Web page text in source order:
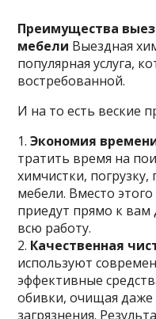
Преимущества
мебели Выездная
популярная услуга,
востребованной.
И на то есть веские
1.Экономия
тратить время на
химчистки, погрузку,
мебели. Вместо
приедут прямо к
всю работу.
2. Качественная
используют
эффективные
обивки, очищая
загрязнения.